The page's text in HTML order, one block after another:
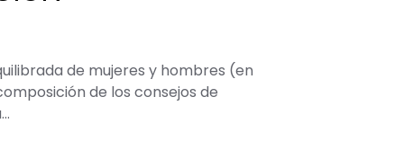
de mujeres y hombres (en
de los consejos de